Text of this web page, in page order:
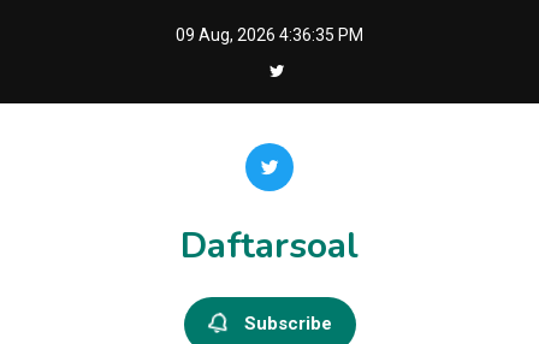
09 Aug, 2026 4:36:36 PM
Daftarsoal
Subscribe